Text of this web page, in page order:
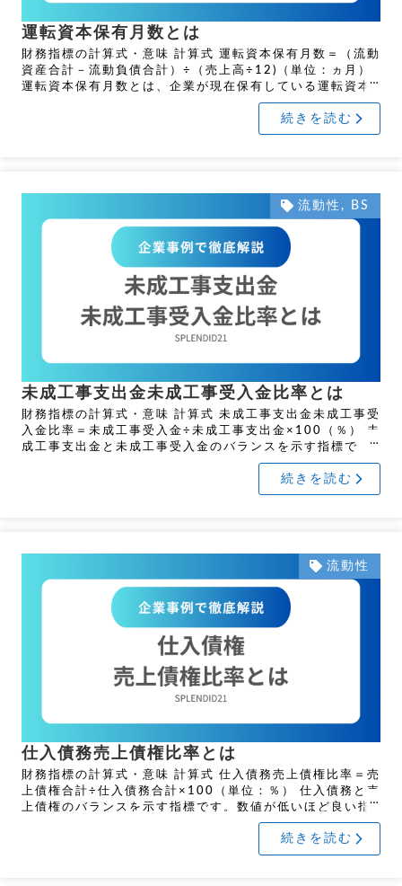
運転資本保有月数とは
財務指標の計算式・意味 計算式 運転資本保有月数＝（流動
資産合計－流動負債合計）÷（売上高÷12)（単位：ヵ月）
運転資本保有月数とは、企業が現在保有している運転資本
によって、どれだけの期間にわたって営業活動を継続でき
続きを読む
流動性 , BS
未成工事支出金未成工事受入金比率とは
財務指標の計算式・意味 計算式 未成工事支出金未成工事受
入金比率＝未成工事受入金÷未成工事支出金×100（％） 未
成工事支出金と未成工事受入金のバランスを示す指標で
す。数値が高いほど良い指標です。財務指標の名前と計算
続きを読む
流動性
仕入債務売上債権比率とは
財務指標の計算式・意味 計算式 仕入債務売上債権比率＝売
上債権合計÷仕入債務合計×100（単位：％） 仕入債務と売
上債権のバランスを示す指標です。数値が低いほど良い指
標となります。財務指標の名前と計算式の並びが逆になっ
続きを読む